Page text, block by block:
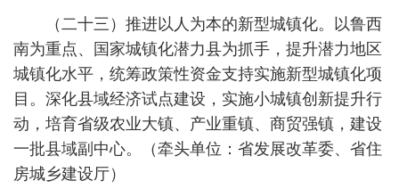
（二十三）推进以人为本的新型城镇化。以鲁西
南为重点、国家城镇化潜力县为抓手，提升潜力地区
城镇化水平，统筹政策性资金支持实施新型城镇化项
目。深化县域经济试点建设，实施小城镇创新提升行
动，培育省级农业大镇、产业重镇、商贸强镇，建设
一批县域副中心。（牵头单位：省发展改革委、省住
房城乡建设厅）